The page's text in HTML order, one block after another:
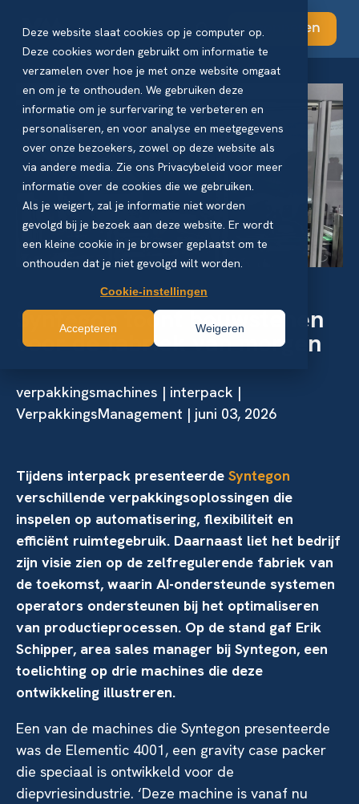
Deze website slaat cookies op je computer op.
Deze cookies worden gebruikt om informatie te
verzamelen over hoe je met onze website omgaat
en om je te onthouden. We gebruiken deze
informatie om je surfervaring te verbeteren en
personaliseren, en voor analyse en meetgegevens
over onze bezoekers, zowel op deze website als
via andere media. Zie ons Privacybeleid voor meer
informatie over de cookies die we gebruiken.
Als je weigert, zal je informatie niet worden
gevolgd bij je bezoek aan deze website. Er wordt
een kleine cookie in je browser geplaatst om te
onthouden dat je niet gevolgd wilt worden.
Cookie-instellingen
Accepteren Weigeren
Abonneren
Syntegon toont bouwstenen
voor de fabriek van morgen
verpakkingsmachines | interpack |
VerpakkingsManagement | juni 03, 2026
Tijdens interpack presenteerde Syntegon
verschillende verpakkingsoplossingen die
inspelen op automatisering, flexibiliteit en
efficiënt ruimtegebruik. Daarnaast liet het bedrijf
zijn visie zien op de zelfregulerende fabriek van
de toekomst, waarin AI-ondersteunde systemen
operators ondersteunen bij het optimaliseren
van productieprocessen. Op de stand gaf Erik
Schipper, area sales manager bij Syntegon, een
toelichting op drie machines die deze
ontwikkeling illustreren.
Een van de machines die Syntegon presenteerde
was de Elementic 4001, een gravity case packer
die speciaal is ontwikkeld voor de
diepvriesindustrie. ‘Deze machine is vanaf nu